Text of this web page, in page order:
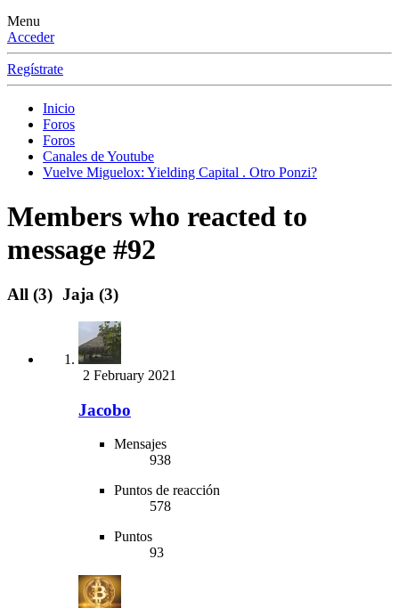
Menu
Acceder
Regístrate
Inicio
Foros
Foros
Canales de Youtube
Vuelve Miguelox: Yielding Capital . Otro Ponzi?
Members who reacted to
message #92
All (3) Jaja (3)
2 February 2021
Jacobo
Mensajes
938
Puntos de reacción
578
Puntos
93